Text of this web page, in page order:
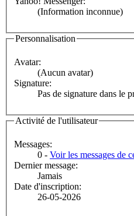
(Information inconnue)
Personnalisation
Avatar:
(Aucun avatar)
Signature:
Pas de signature dans le
Activité de l'utilisateur
Messages:
0 - Voir les messages de
Dernier message:
Jamais
Date d'inscription:
26-05-2026